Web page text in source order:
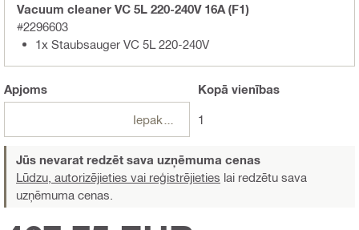
Vacuum cleaner VC 5L 220-240V 16A (F1)
#2296603
1x Staubsauger VC 5L 220-240V
Apjoms Kopā vienības
1
Jūs nevarat redzēt sava uzņēmuma cenas
Lūdzu, autorizējieties vai reģistrējieties lai redzētu sava
uzņēmuma cenas.